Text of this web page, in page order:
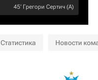
45‎’‎ Грегори Сертич (А)
Статистика Новости